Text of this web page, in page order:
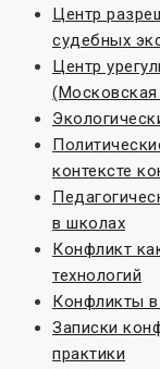
Центр
судебных
Центр
(Московская
контексте
в школах
Конфликт
технологий
Конфликты
Записки
практики